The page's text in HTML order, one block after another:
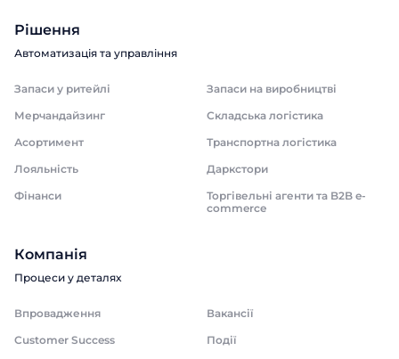
Рішення
Автоматизація та управління
Запаси у ритейлі
Запаси на виробництві
Мерчандайзинг
Складська логістика
Асортимент
Транспортна логістика
Лояльність
Даркстори
Фінанси
Торгівельні агенти та B2B e-
commerce
Компанія
Процеси у деталях
Впровадження
Вакансії
Customer Success
Події